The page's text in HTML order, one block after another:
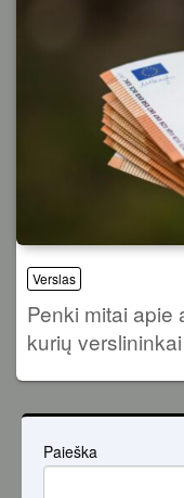
Verslas
Penki mitai apie
kurių
Paieška